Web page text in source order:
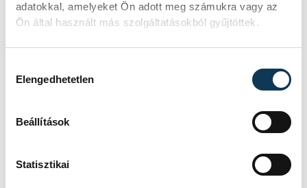
adatokkal, amelyeket Ön adott meg számukra vagy az
Ön által használt más szolgáltatásokból gyűjtöttek.
Elengedhetetlen
Beállítások
Statisztikai
A tokiói érsek, Tarcisius Isao Kikucsi
konklávé. "Legalábbis remélem" - tette
közélet